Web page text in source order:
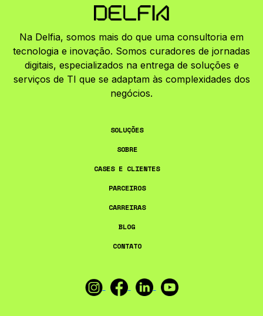
Na Delfia, somos mais do que uma consultoria em
tecnologia e inovação. Somos curadores de jornadas
digitais, especializados na entrega de soluções e
serviços de TI que se adaptam às complexidades dos
negócios.
SOLUÇÕES
SOBRE
CASES E CLIENTES
PARCEIROS
CARREIRAS
BLOG
CONTATO